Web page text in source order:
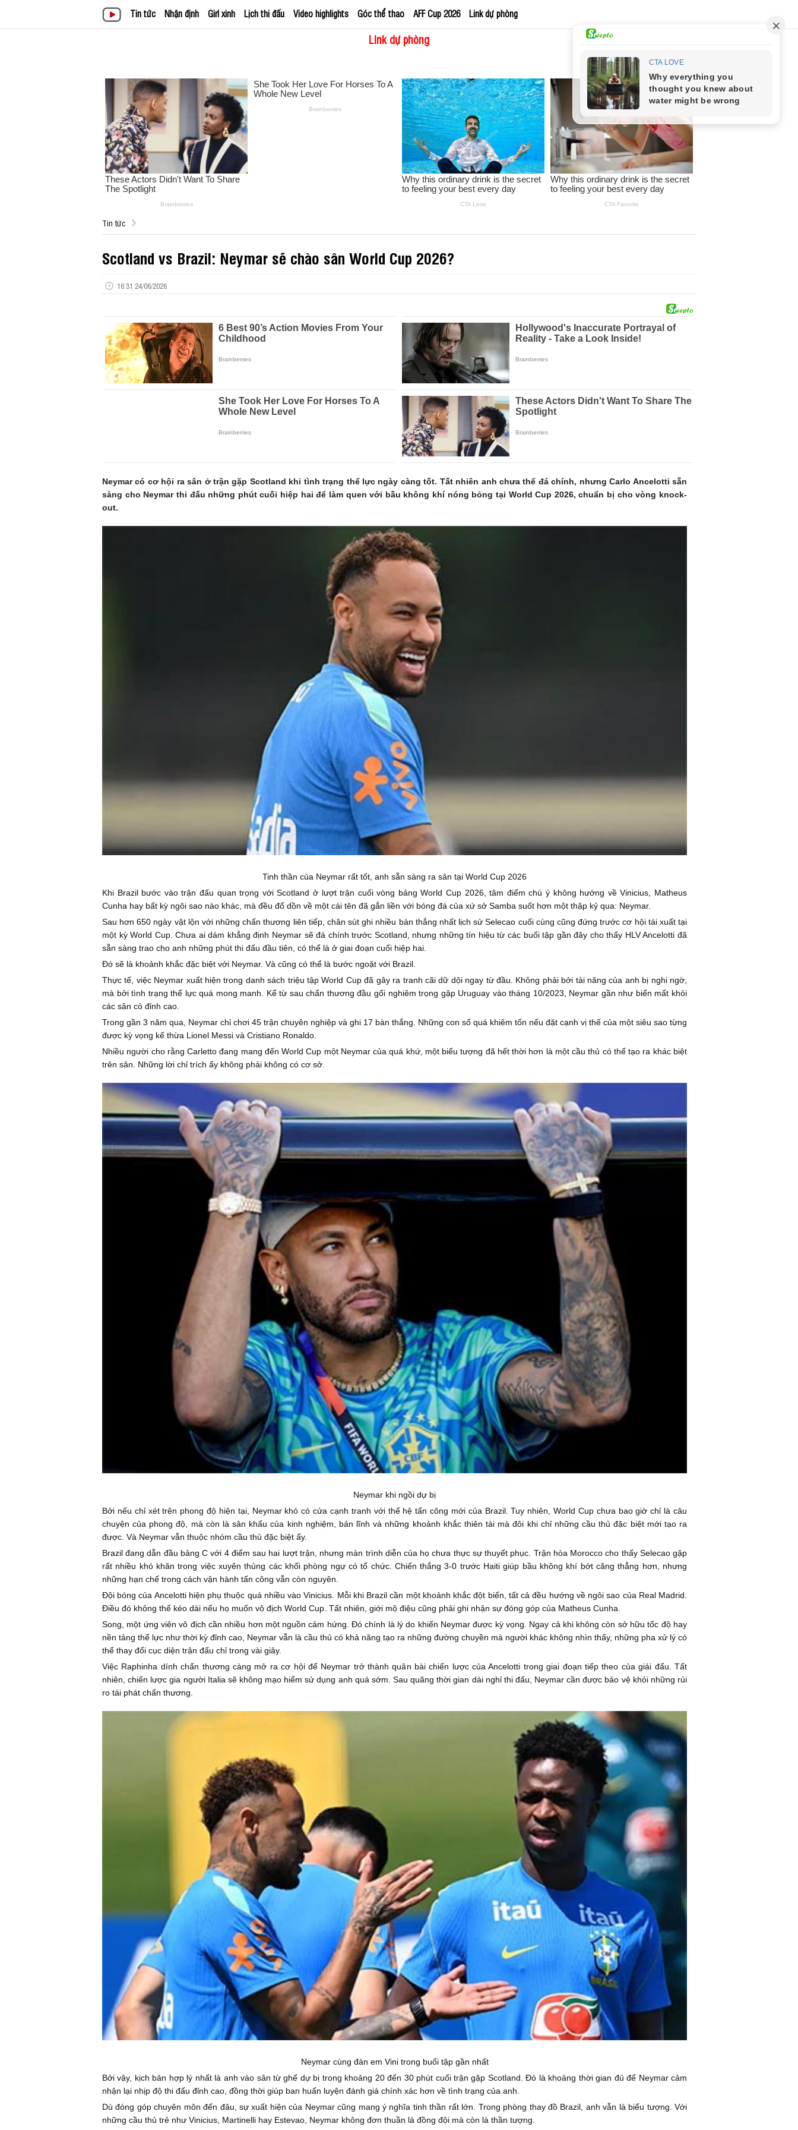
Tin tức Nhận định Girl xinh Lịch thi đấu Video highlights Góc thể thao AFF Cup 2026 Link dự phòng
Link dự phòng
Tin tức
Scotland vs Brazil: Neymar sẽ chào sân World Cup 2026?
16:31 24/06/2026
Neymar có cơ hội ra sân ở trận gặp Scotland khi tình trạng thể lực ngày càng tốt. Tất nhiên anh chưa thể đá chính, nhưng Carlo Ancelotti sẵn
sàng cho Neymar thi đấu những phút cuối hiệp hai để làm quen với bầu không khí nóng bỏng tại World Cup 2026, chuẩn bị cho vòng knock-
out.
Tinh thần của Neymar rất tốt, anh sẵn sàng ra sân tại World Cup 2026
Khi Brazil bước vào trận đấu quan trọng với Scotland ở lượt trận cuối vòng bảng World Cup 2026, tâm điểm chú ý không hướng về Vinicius, Matheus
Cunha hay bất kỳ ngôi sao nào khác, mà đều đổ dồn về một cái tên đã gắn liền với bóng đá của xứ sở Samba suốt hơn một thập kỷ qua: Neymar.
Sau hơn 650 ngày vật lộn với những chấn thương liên tiếp, chân sút ghi nhiều bàn thắng nhất lịch sử Selecao cuối cùng cũng đứng trước cơ hội tái xuất tại
một kỳ World Cup. Chưa ai dám khẳng định Neymar sẽ đá chính trước Scotland, nhưng những tín hiệu từ các buổi tập gần đây cho thấy HLV Ancelotti đã
sẵn sàng trao cho anh những phút thi đấu đầu tiên, có thể là ở giai đoạn cuối hiệp hai.
Đó sẽ là khoảnh khắc đặc biệt với Neymar. Và cũng có thể là bước ngoặt với Brazil.
Thực tế, việc Neymar xuất hiện trong danh sách triệu tập World Cup đã gây ra tranh cãi dữ dội ngay từ đầu. Không phải bởi tài năng của anh bị nghi ngờ,
mà bởi tình trạng thể lực quá mong manh. Kể từ sau chấn thương đầu gối nghiêm trọng gặp Uruguay vào tháng 10/2023, Neymar gần như biến mất khỏi
các sân cỏ đỉnh cao.
Trong gần 3 năm qua, Neymar chỉ chơi 45 trận chuyên nghiệp và ghi 17 bàn thắng. Những con số quá khiêm tốn nếu đặt cạnh vị thế của một siêu sao từng
được kỳ vọng kế thừa Lionel Messi và Cristiano Ronaldo.
Nhiều người cho rằng Carletto đang mang đến World Cup một Neymar của quá khứ, một biểu tượng đã hết thời hơn là một cầu thủ có thể tạo ra khác biệt
trên sân. Những lời chỉ trích ấy không phải không có cơ sở.
Neymar khi ngồi dự bị
Bởi nếu chỉ xét trên phong độ hiện tại, Neymar khó có cửa cạnh tranh với thế hệ tấn công mới của Brazil. Tuy nhiên, World Cup chưa bao giờ chỉ là câu
chuyện của phong độ, mà còn là sân khấu của kinh nghiệm, bản lĩnh và những khoảnh khắc thiên tài mà đôi khi chỉ những cầu thủ đặc biệt mới tạo ra
được. Và Neymar vẫn thuộc nhóm cầu thủ đặc biệt ấy.
Brazil đang dẫn đầu bảng C với 4 điểm sau hai lượt trận, nhưng màn trình diễn của họ chưa thực sự thuyết phục. Trận hòa Morocco cho thấy Selecao gặp
rất nhiều khó khăn trong việc xuyên thủng các khối phòng ngự có tổ chức. Chiến thắng 3-0 trước Haiti giúp bầu không khí bớt căng thẳng hơn, nhưng
những hạn chế trong cách vận hành tấn công vẫn còn nguyên.
Đội bóng của Ancelotti hiện phụ thuộc quá nhiều vào Vinicius. Mỗi khi Brazil cần một khoảnh khắc đột biến, tất cả đều hướng về ngôi sao của Real Madrid.
Điều đó không thể kéo dài nếu họ muốn vô địch World Cup. Tất nhiên, giới mộ điệu cũng phải ghi nhận sự đóng góp của Matheus Cunha.
Song, một ứng viên vô địch cần nhiều hơn một nguồn cảm hứng. Đó chính là lý do khiến Neymar được kỳ vọng. Ngay cả khi không còn sở hữu tốc độ hay
nền tảng thể lực như thời kỳ đỉnh cao, Neymar vẫn là cầu thủ có khả năng tạo ra những đường chuyền mà người khác không nhìn thấy, những pha xử lý có
thể thay đổi cục diện trận đấu chỉ trong vài giây.
Việc Raphinha dính chấn thương càng mở ra cơ hội để Neymar trở thành quân bài chiến lược của Ancelotti trong giai đoạn tiếp theo của giải đấu. Tất
nhiên, chiến lược gia người Italia sẽ không mạo hiểm sử dụng anh quá sớm. Sau quãng thời gian dài nghỉ thi đấu, Neymar cần được bảo vệ khỏi những rủi
ro tái phát chấn thương.
Neymar cùng đàn em Vini trong buổi tập gần nhất
Bởi vậy, kịch bản hợp lý nhất là anh vào sân từ ghế dự bị trong khoảng 20 đến 30 phút cuối trận gặp Scotland. Đó là khoảng thời gian đủ để Neymar cảm
nhận lại nhịp độ thi đấu đỉnh cao, đồng thời giúp ban huấn luyện đánh giá chính xác hơn về tình trạng của anh.
Dù đóng góp chuyên môn đến đâu, sự xuất hiện của Neymar cũng mang ý nghĩa tinh thần rất lớn. Trong phòng thay đồ Brazil, anh vẫn là biểu tượng. Với
những cầu thủ trẻ như Vinicius, Martinelli hay Estevao, Neymar không đơn thuần là đồng đội mà còn là thần tượng.